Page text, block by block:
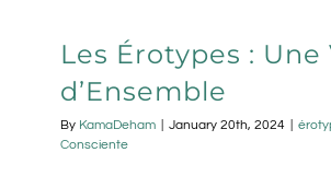
Les Érotypes : Une
d’Ensemble
By KamaDeham January 20th, 2024
Consciente